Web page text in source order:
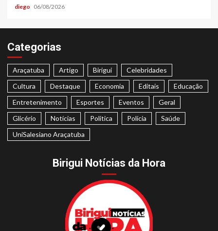
diego 06/08/2026
Categorias
Araçatuba Artigo Birigui
Celebridades
Cultura
Destaque Economia Editais
Educação
Entretenimento
Esportes Eventos
Geral
Glicério
Notícias Politica Polícia
Saúde
UniSalesiano Araçatuba
Birigui Notícias da Hora